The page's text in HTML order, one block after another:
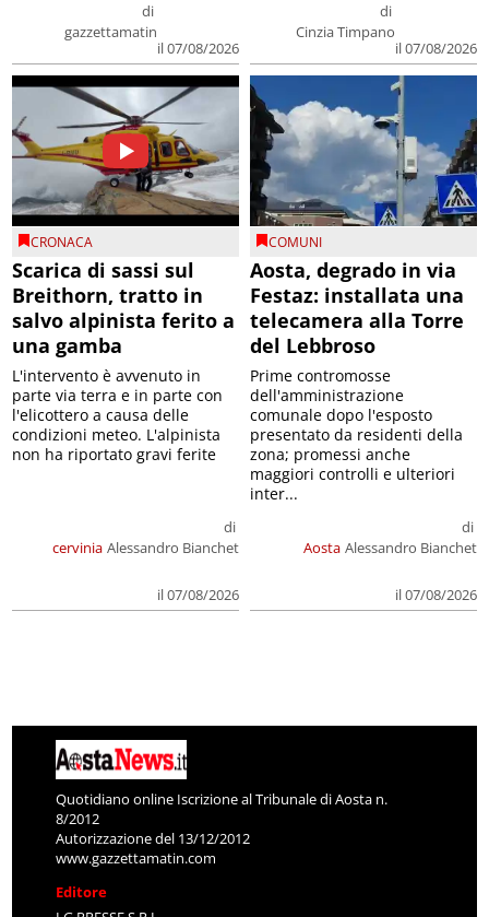
di
gazzettamatin
il 07/08/2026
di
Cinzia Timpano
il 07/08/2026
CRONACA
Scarica di sassi sul
Breithorn, tratto in
salvo alpinista ferito a
una gamba
cervinia
di
Alessandro Bianchet
il 07/08/2026
L'intervento è avvenuto in
parte via terra e in parte con
l'elicottero a causa delle
condizioni meteo. L'alpinista
non ha riportato gravi ferite
COMUNI
Aosta, degrado in via
Festaz: installata una
telecamera alla Torre
del Lebbroso
Aosta
di
Alessandro Bianchet
il 07/08/2026
Prime contromosse
dell'amministrazione
comunale dopo l'esposto
presentato da residenti della
zona; promessi anche
maggiori controlli e ulteriori
inter...
Quotidiano online Iscrizione al Tribunale di Aosta n.
8/2012
Autorizzazione del 13/12/2012
www.gazzettamatin.com
Editore